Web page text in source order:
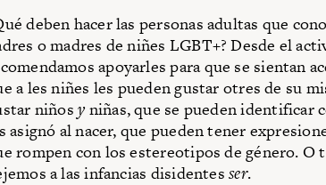
deben hacer las personas adultas que
o madres de niñes LGBT+? Desde el
apoyarles para que se sientan
a les niñes les pueden gustar otres de su
niñosyniñas, que se pueden identificar
asignó al nacer, que pueden tener
rompen con los estereotipos de género. O
a las infancias disidentesser.